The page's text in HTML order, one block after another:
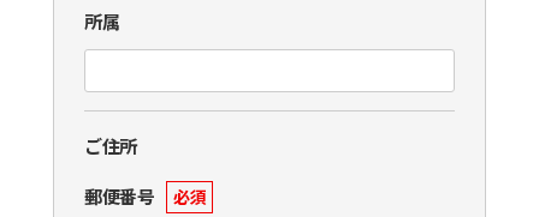
所属
ご住所
郵便番号
必須